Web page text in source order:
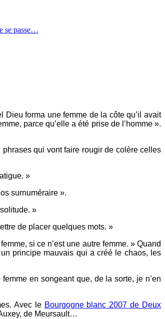
se passe…
Dieu forma une femme de la côte qu’il avait
parce qu’elle a été prise de l’homme ».
phrases qui vont faire rougir de colère celles
»
surnuméraire ».
»
de placer quelques mots. »
si ce n’est une autre femme. » Quand
principe mauvais qui a créé le chaos, les
en songeant que, de la sorte, je n’en
Avec le Bourgogne blanc 2007 de Deux
de Meursault…